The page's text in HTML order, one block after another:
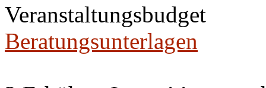
Veranstaltungsbudget
Beratungsunterlagen